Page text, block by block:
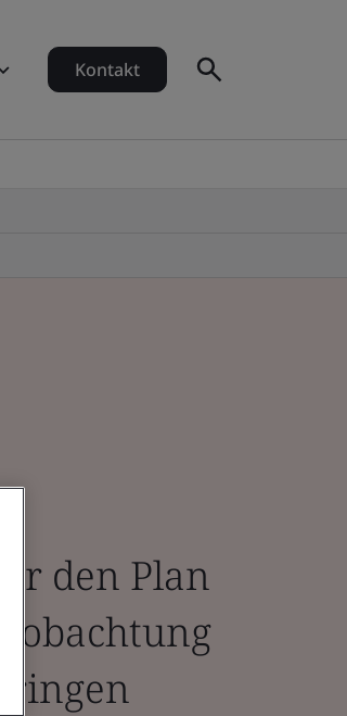
Kontakt
den Plan